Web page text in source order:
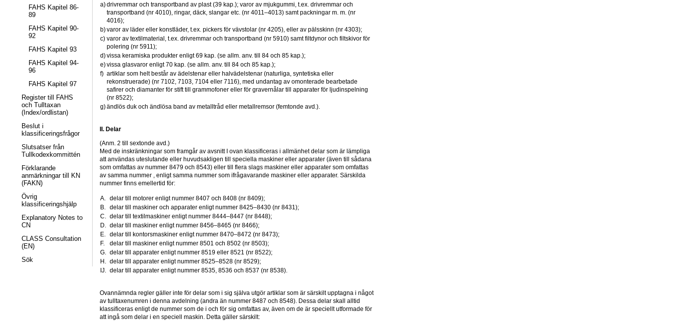
FAHS Kapitel 86-
89
FAHS Kapitel 90-
92
FAHS Kapitel 93
FAHS Kapitel 94-
96
FAHS Kapitel 97
Register till FAHS
och Tulltaxan
(Index/ordlistan)
Beslut i
klassificeringsfrågor
Slutsatser från
Tullkodexkommittén
Förklarande
anmärkningar till KN
(FAKN)
Övrig
klassificeringshjälp
Explanatory Notes to
CN
CLASS Consultation
(EN)
Sök
a)drivremmar och transportband av plast (39 kap.); varor av mjukgummi, t.ex. drivremmar och
transportband (nr 4010), ringar, däck, slangar etc. (nr 4011–4013) samt packningar m. m. (nr
4016);
b)varor av läder eller konstläder, t.ex. pickers för vävstolar (nr 4205), eller av pälsskinn (nr 4303);
c) varor av textilmaterial, t.ex. drivremmar och transportband (nr 5910) samt filtdynor och filtskivor för
polering (nr 5911);
d)vissa keramiska produkter enligt 69 kap. (se allm. anv. till 84 och 85 kap.);
e)vissa glasvaror enligt 70 kap. (se allm. anv. till 84 och 85 kap.);
f) artiklar som helt består av ädelstenar eller halvädelstenar (naturliga, syntetiska eller
rekonstruerade) (nr 7102, 7103, 7104 eller 7116), med undantag av omonterade bearbetade
safirer och diamanter för stift till grammofoner eller för gravernålar till apparater för ljudinspelning
(nr 8522);
g)ändlös duk och ändlösa band av metalltråd eller metallremsor (femtonde avd.).
II. Delar
(Anm. 2 till sextonde avd.)
Med de inskränkningar som framgår av avsnitt I ovan klassificeras i allmänhet delar som är lämpliga
att användas uteslutande eller huvudsakligen till speciella maskiner eller apparater (även till sådana
som omfattas av nummer 8479 och 8543) eller till flera slags maskiner eller apparater som omfattas
av samma nummer , enligt samma nummer som ifrågavarande maskiner eller apparater. Särskilda
nummer finns emellertid för:
A.
delar till motorer enligt nummer 8407 och 8408 (nr 8409);
B.
delar till maskiner och apparater enligt nummer 8425–8430 (nr 8431);
C.
delar till textilmaskiner enligt nummer 8444–8447 (nr 8448);
D.
delar till maskiner enligt nummer 8456–8465 (nr 8466);
E.
delar till kontorsmaskiner enligt nummer 8470–8472 (nr 8473);
F.
delar till maskiner enligt nummer 8501 och 8502 (nr 8503);
G.
delar till apparater enligt nummer 8519 eller 8521 (nr 8522);
H.
delar till apparater enligt nummer 8525–8528 (nr 8529);
IJ.
delar till apparater enligt nummer 8535, 8536 och 8537 (nr 8538).
Ovannämnda regler gäller inte för delar som i sig själva utgör artiklar som är särskilt upptagna i något
av tulltaxenumren i denna avdelning (andra än nummer 8487 och 8548). Dessa delar skall alltid
klassificeras enligt de nummer som de i och för sig omfattas av, även om de är speciellt utformade för
att ingå som delar i en speciell maskin. Detta gäller särskilt: